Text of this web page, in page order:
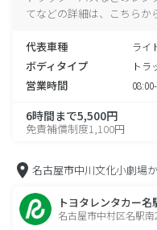
てなどの詳細は、こちらか
代表車種 ライ
ボディタイプ トラ
営業時間
6時間まで5,500円
免責補償制度1,100円
名古屋市中川文化小劇場
トヨタレンタカー名
名古屋市中村区名駅南